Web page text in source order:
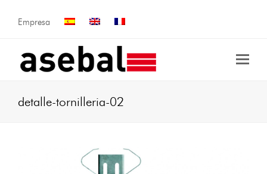
Empresa
detalle-tornilleria-02